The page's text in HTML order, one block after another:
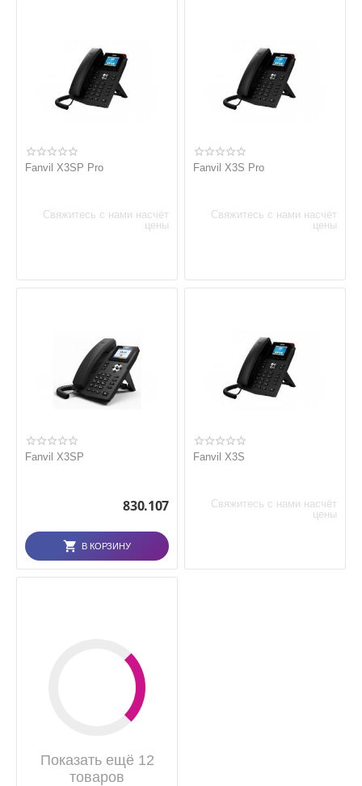
Fanvil X3SP Pro
Свяжитесь с нами насчёт
цены
Fanvil X3S Pro
Свяжитесь с нами насчёт
цены
Fanvil X3SP
830.107
В КОРЗИНУ
Fanvil X3S
Свяжитесь с нами насчёт
цены
Показать ещё 12
товаров